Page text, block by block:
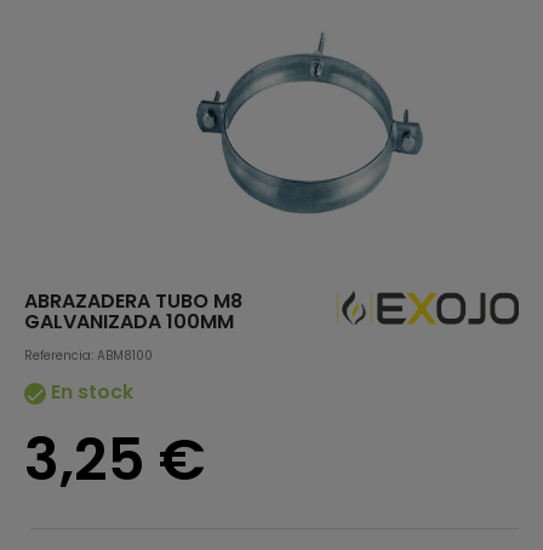
ABRAZADERA TUBO M8
GALVANIZADA 100MM
Referencia: ABM8100
 En stock
3,25 €